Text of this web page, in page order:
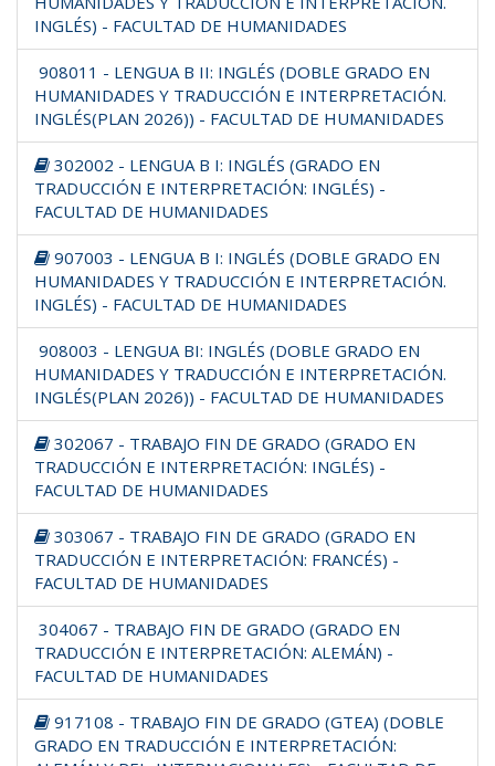
INGLÉS) - FACULTAD DE HUMANIDADES
908011 - LENGUA B II: INGLÉS (DOBLE GRADO EN
HUMANIDADES Y TRADUCCIÓN E INTERPRETACIÓN.
INGLÉS(PLAN 2026)) - FACULTAD DE HUMANIDADES
302002 - LENGUA B I: INGLÉS (GRADO EN
TRADUCCIÓN E INTERPRETACIÓN: INGLÉS) -
FACULTAD DE HUMANIDADES
907003 - LENGUA B I: INGLÉS (DOBLE GRADO EN
HUMANIDADES Y TRADUCCIÓN E INTERPRETACIÓN.
INGLÉS) - FACULTAD DE HUMANIDADES
908003 - LENGUA BI: INGLÉS (DOBLE GRADO EN
HUMANIDADES Y TRADUCCIÓN E INTERPRETACIÓN.
INGLÉS(PLAN 2026)) - FACULTAD DE HUMANIDADES
302067 - TRABAJO FIN DE GRADO (GRADO EN
TRADUCCIÓN E INTERPRETACIÓN: INGLÉS) -
FACULTAD DE HUMANIDADES
303067 - TRABAJO FIN DE GRADO (GRADO EN
TRADUCCIÓN E INTERPRETACIÓN: FRANCÉS) -
FACULTAD DE HUMANIDADES
304067 - TRABAJO FIN DE GRADO (GRADO EN
TRADUCCIÓN E INTERPRETACIÓN: ALEMÁN) -
FACULTAD DE HUMANIDADES
917108 - TRABAJO FIN DE GRADO (GTEA) (DOBLE
GRADO EN TRADUCCIÓN E INTERPRETACIÓN: